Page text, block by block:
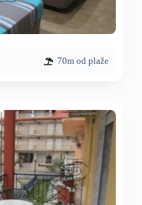
70m od plaže